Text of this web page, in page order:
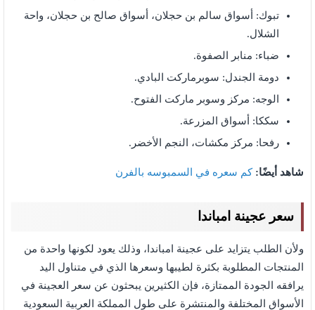
تبوك: أسواق سالم بن حجلان، أسواق صالح بن حجلان، واحة
الشلال.
ضباء: منابر الصفوة.
دومة الجندل: سوبرماركت البادي.
الوجه: مركز وسوبر ماركت الفتوح.
سككا: أسواق المزرعة.
رفحا: مركز مكشات، النجم الأخضر.
شاهد أيضًا:كم سعره في السمبوسه بالفرن
سعر عجينة امباندا
ولأن الطلب يتزايد على عجينة امباندا، وذلك يعود لكونها واحدة من
المنتجات المطلوبة بكثرة لطيبها وسعرها الذي في متناول اليد
يرافقه الجودة الممتازة، فإن الكثيرين يبحثون عن سعر العجينة في
الأسواق المختلفة والمنتشرة على طول المملكة العربية السعودية